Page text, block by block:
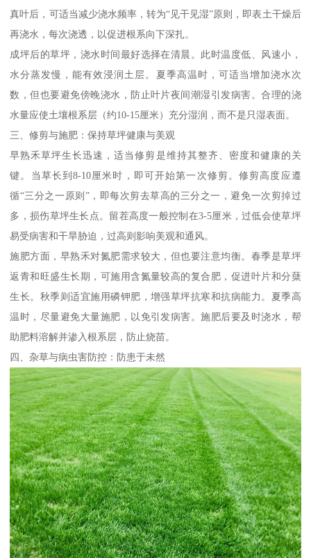
真叶后，可适当减少浇水频率，转为“见干见湿”原则，即表土干燥后
再浇水，每次浇透，以促进根系向下深扎。
成坪后的草坪，浇水时间最好选择在清晨。此时温度低、风速小，
水分蒸发慢，能有效浸润土层。夏季高温时，可适当增加浇水次
数，但也要避免傍晚浇水，防止叶片夜间潮湿引发病害。合理的浇
水量应使土壤根系层（约10-15厘米）充分湿润，而不是只湿表面。
三、修剪与施肥：保持草坪健康与美观
早熟禾草坪生长迅速，适当修剪是维持其整齐、密度和健康的关
键。当草长到8-10厘米时，即可开始第一次修剪。修剪高度应遵
循“三分之一原则”，即每次剪去草高的三分之一，避免一次剪掉过
多，损伤草坪生长点。留茬高度一般控制在3-5厘米，过低会使草坪
易受病害和干旱胁迫，过高则影响美观和通风。
施肥方面，早熟禾对氮肥需求较大，但也要注意均衡。春季是草坪
返青和旺盛生长期，可施用含氮量较高的复合肥，促进叶片和分蘖
生长。秋季则适宜施用磷钾肥，增强草坪抗寒和抗病能力。夏季高
温时，尽量避免大量施肥，以免引发病害。施肥后要及时浇水，帮
助肥料溶解并渗入根系层，防止烧苗。
四、杂草与病虫害防控：防患于未然